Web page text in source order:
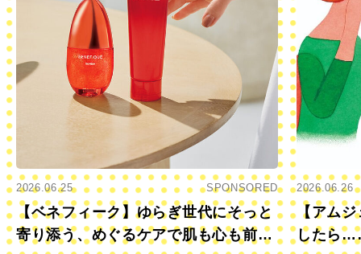
2026.06.25 SPONSORED
【ベネフィーク】ゆらぎ世代にそっと
寄り添う、めぐるケアで肌も心も前向
2026.06.26
【アムジ
したら